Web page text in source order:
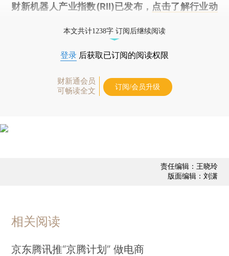
财新机器人产业指数(RII)已发布， 点击了解行业动
本文共计1238字 订阅后继续阅读
登录 后获取已订阅的阅读权限
财新通会员
可畅读全文
订阅/会员升级
责任编辑：王晓玲
版面编辑：刘潇
相关阅读
京东腾讯推“京腾计划” 做电商